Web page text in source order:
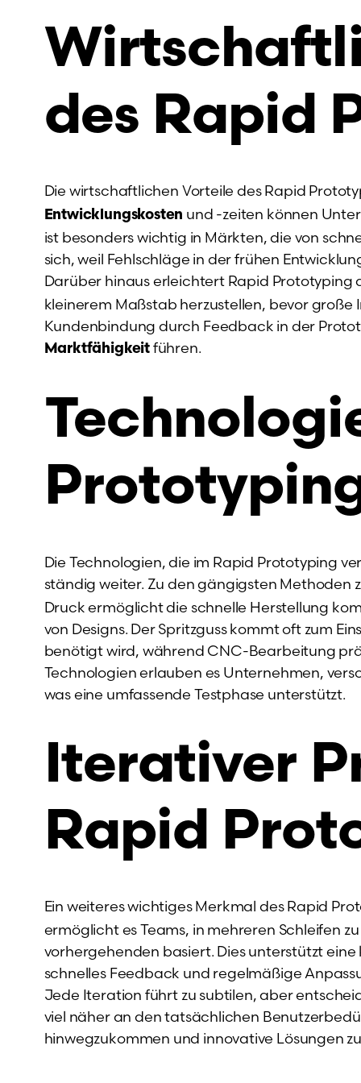
des Rapid
Die wirtschaftlichen Vorteile des Rapid
Entwicklungskosten und -zeiten können
ist besonders wichtig in Märkten, die von
sich, weil Fehlschläge in der frühen
Darüber hinaus erleichtert Rapid Prototyping
kleinerem Maßstab herzustellen, bevor
Kundenbindung durch Feedback in der
Marktfähigkeitführen.
Die Technologien, die im Rapid Prototyping
ständig weiter. Zu den gängigsten Methoden
Druck ermöglicht die schnelle Herstellung
von Designs. Der Spritzguss kommt oft zum
benötigt wird, während CNC-Bearbeitung
Technologien erlauben es Unternehmen,
was eine umfassende Testphase unterstützt.
Iterativer
Rapid
Ein weiteres wichtiges Merkmal des Rapid
ermöglicht es Teams, in mehreren Schleifen
vorhergehenden basiert. Dies unterstützt
schnelles Feedback und regelmäßige
Jede Iteration führt zu subtilen, aber
viel näher an den tatsächlichen
hinwegzukommen und innovative Lösungen